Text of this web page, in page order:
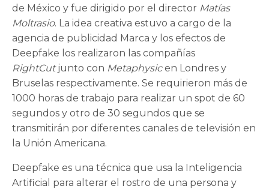
de México y fue dirigido por el director Matías
Moltrasio. La idea creativa estuvo a cargo de la
agencia de publicidad Marca y los efectos de
Deepfake los realizaron las compañías
RightCutjunto con Metaphysicen Londres y
Bruselas respectivamente. Se requirieron más de
1000 horas de trabajo para realizar un spot de 60
segundos y otro de 30 segundos que se
transmitirán por diferentes canales de televisión en
la Unión Americana.
Deepfake es una técnica que usa la Inteligencia
Artificial para alterar el rostro de una persona y